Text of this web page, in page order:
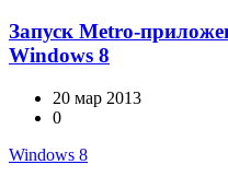
Запуск Metro-
Windows 8
20 мар 2013
0
Windows 8